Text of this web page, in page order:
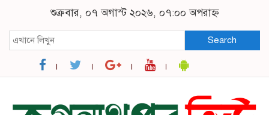
শুক্রবার, ০৭ অগাস্ট ২০২৬, ০৭:০০ অপরাহ্ন
Search